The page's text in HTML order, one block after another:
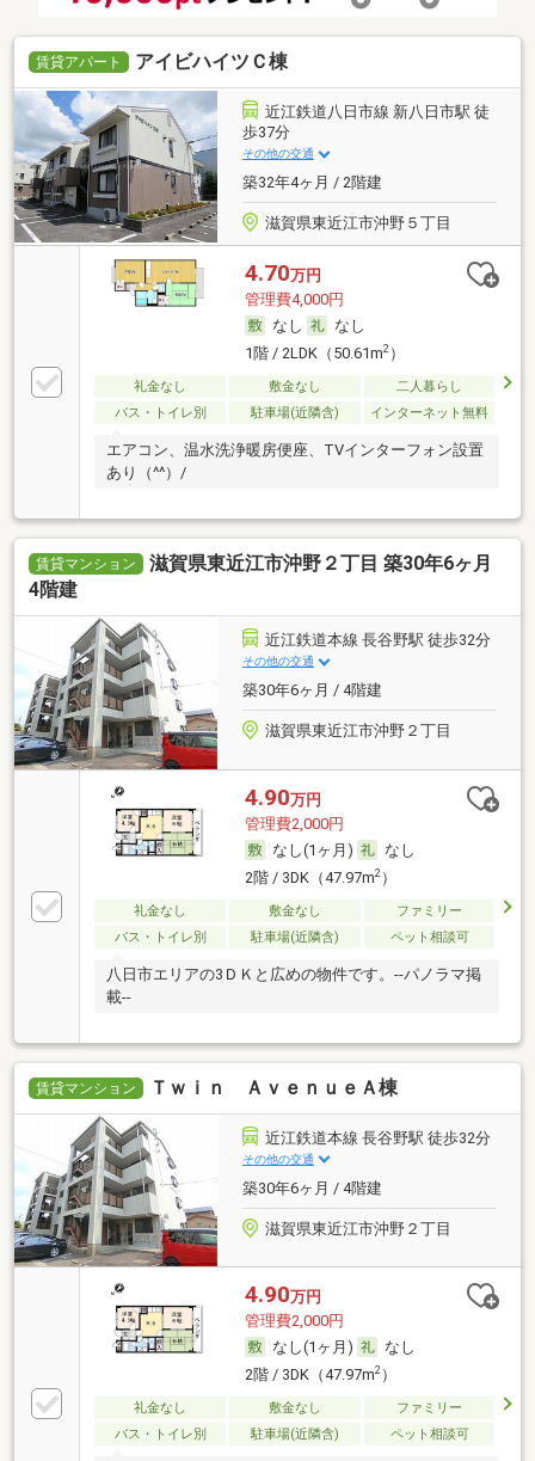
賃貸アパート アイビハイツＣ棟
近江鉄道八日市線 新八日市駅 徒
歩37分
その他の交通
築32年4ヶ月 / 2階建
滋賀県東近江市沖野５丁目
4.70万円
管理費4,000円
なし
なし
1階 / 2LDK（50.61m2）
礼金なし 敷金なし
二人暮らし
バス・トイレ別
駐車場(近隣含) インターネット無料
エアコン、温水洗浄暖房便座、TVインターフォン設置
あり（^^）/
賃貸マンション
滋賀県東近江市沖野２丁目 築30年6ヶ月
4階建
近江鉄道本線 長谷野駅 徒歩32分
その他の交通
築30年6ヶ月 / 4階建
滋賀県東近江市沖野２丁目
4.90万円
管理費2,000円
なし(1ヶ月)
なし
2階 / 3DK（47.97m2）
礼金なし 敷金なし
ファミリー
バス・トイレ別
駐車場(近隣含) ペット相談可
八日市エリアの3ＤＫと広めの物件です。--パノラマ掲
載--
賃貸マンション Ｔｗｉｎ ＡｖｅｎｕｅＡ棟
近江鉄道本線 長谷野駅 徒歩32分
その他の交通
築30年6ヶ月 / 4階建
滋賀県東近江市沖野２丁目
4.90万円
管理費2,000円
なし(1ヶ月)
なし
2階 / 3DK（47.97m2）
礼金なし 敷金なし
ファミリー
バス・トイレ別
駐車場(近隣含) ペット相談可